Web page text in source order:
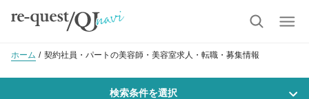
ホーム 契約社員・パートの美容師・美容室求人・転職・募集情報
検索条件を選択